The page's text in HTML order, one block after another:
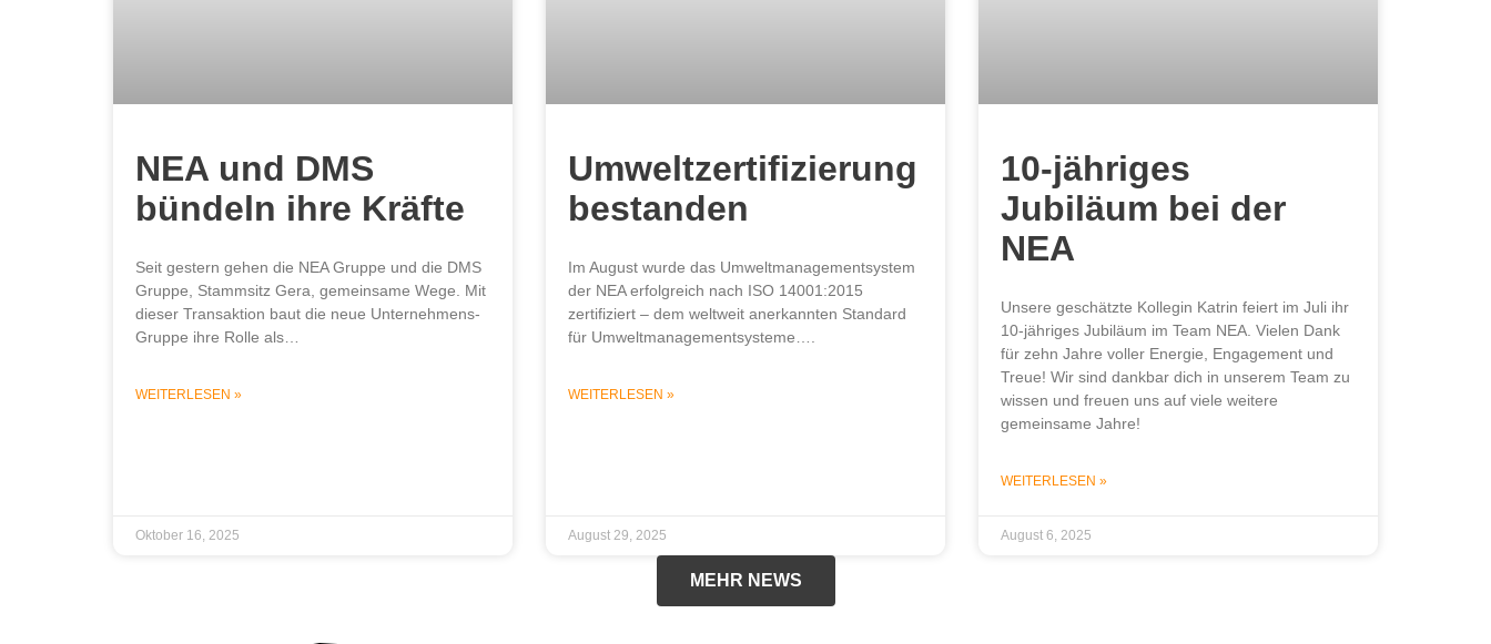
NEA und DMS
bündeln ihre Kräfte
Seit gestern gehen die NEA Gruppe und die DMS
Gruppe, Stammsitz Gera, gemeinsame Wege. Mit
dieser Transaktion baut die neue Unternehmens-
Gruppe ihre Rolle als…
WEITERLESEN »
Oktober 16, 2025
Umweltzertifizierung
bestanden
Im August wurde das Umweltmanagementsystem
der NEA erfolgreich nach ISO 14001:2015
zertifiziert – dem weltweit anerkannten Standard
für Umweltmanagementsysteme….
WEITERLESEN »
August 29, 2025
10-jähriges
Jubiläum bei der
NEA
Unsere geschätzte Kollegin Katrin feiert im Juli ihr
10-jähriges Jubiläum im Team NEA. Vielen Dank
für zehn Jahre voller Energie, Engagement und
Treue! Wir sind dankbar dich in unserem Team zu
wissen und freuen uns auf viele weitere
gemeinsame Jahre!
WEITERLESEN »
August 6, 2025
MEHR NEWS